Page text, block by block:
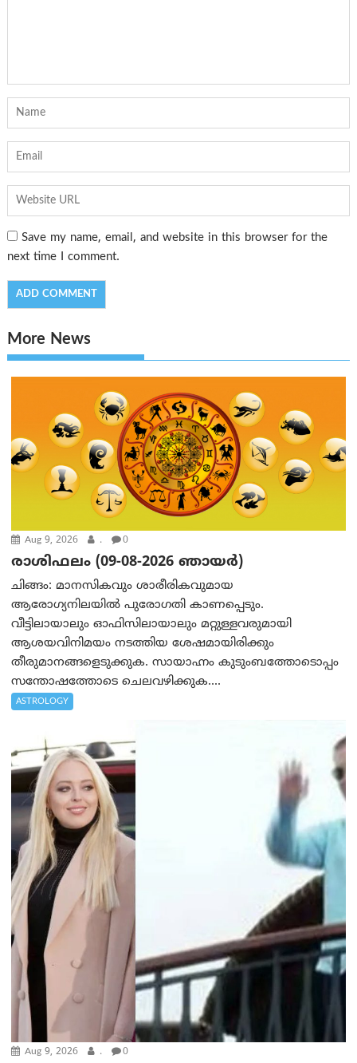
Save my name, email, and website in this browser for the
next time I comment.
More News
Aug 9, 2026 . 0
രാശിഫലം (09-08-2026 ഞായര്‍)
ചിങ്ങം: മാനസികവും ശാരീരികവുമായ
ആരോഗ്യനിലയിൽ പുരോഗതി കാണപ്പെടും.
വീട്ടിലായാലും ഓഫിസിലായാലും മറ്റുള്ളവരുമായി
ആശയവിനിമയം നടത്തിയ ശേഷമായിരിക്കും
തീരുമാനങ്ങളെടുക്കുക. സായാഹ്നം കുടുംബത്തോടൊപ്പം
സന്തോഷത്തോടെ ചെലവഴിക്കുക....
ASTROLOGY
Aug 9, 2026 . 0